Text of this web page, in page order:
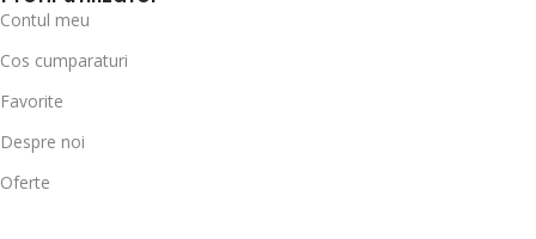
Contul meu
Cos cumparaturi
Favorite
Despre noi
Oferte